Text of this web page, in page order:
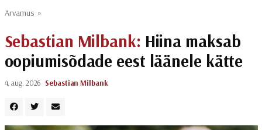
Arvamus»
Sebastian Milbank: Hiina maksab
oopiumisõdade eest läänele kätte
4. aug. 2026 Sebastian Milbank